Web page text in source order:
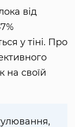
від
у тіні. Про
на своїй